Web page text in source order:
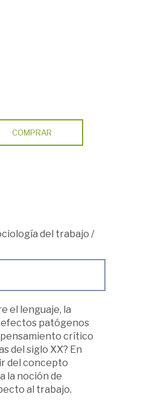
COMPRAR
del trabajo /
el lenguaje, la
efectos patógenos
pensamiento crítico
del siglo XX? En
del concepto
la noción de
al trabajo.